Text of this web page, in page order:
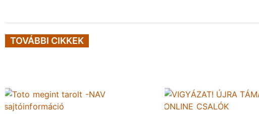
TOVÁBBI CIKKEK